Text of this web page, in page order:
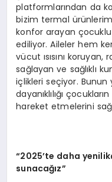
platformlarından da
bizim termal
konfor arayan çocuklu
ediliyor. Aileler hem
vücut ısısını
sağlayan ve sağlıklı
içlikleri seçiyor. Bunun
dayanıklılığı
hareket etmelerini
“2025’te daha
sunacağız”